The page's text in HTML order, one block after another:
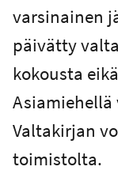
varsinainen
päivätty
kokousta
Valtakirjan
toimistolta.